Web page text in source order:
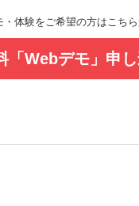
・体験をご希望の方はこち
「Webデモ」申